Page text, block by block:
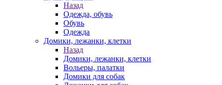
Назад
Одежда, обувь
Обувь
Одежда
Домики, лежанки, клетки
Назад
Домики, лежанки, клетки
Вольеры, палатки
Домики для собак